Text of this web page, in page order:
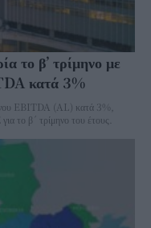
το β’ τρίμηνο με
κατά 3%
EBITDA (AL) κατά 3%,
το β´ τρίμηνο του έτους.